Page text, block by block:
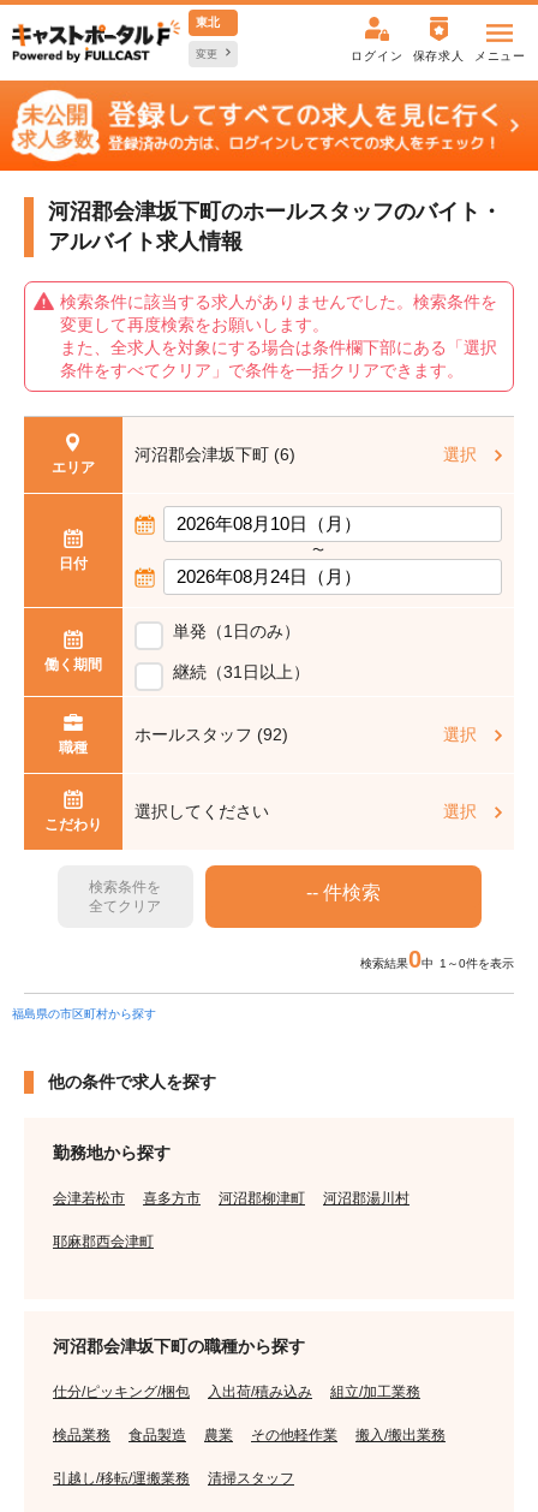
東北
変更 ログイン 保存求人 メニュー
河沼郡会津坂下町のホールスタッフのバイト・
アルバイト求人情報
検索条件に該当する求人がありませんでした。検索条件を
変更して再度検索をお願いします。
また、全求人を対象にする場合は条件欄下部にある「選択
条件をすべてクリア」で条件を一括クリアできます。
エリア
河沼郡会津坂下町 (6) 選択
日付
〜
働く期間
単発（1日のみ）
継続（31日以上）
職種
ホールスタッフ (92) 選択
こだわり
選択してください 選択
検索条件を
全てクリア
検索結果0中 1～0件を表示
福島県の市区町村から探す
他の条件で求人を探す
勤務地から探す
会津若松市 喜多方市 河沼郡柳津町 河沼郡湯川村
耶麻郡西会津町
河沼郡会津坂下町の職種から探す
仕分/ピッキング/梱包 入出荷/積み込み 組立/加工業務
検品業務 食品製造 農業 その他軽作業 搬入/搬出業務
引越し/移転/運搬業務 清掃スタッフ